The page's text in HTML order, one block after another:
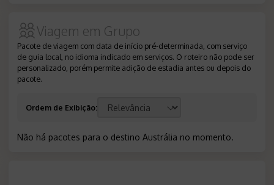
Viagem em Grupo
Pacote de viagem com data de início pré-determinada, com serviço
de guia local, no idioma indicado em serviços. O roteiro não pode ser
personalizado, porém permite adição de estadia antes ou depois do
pacote.
Ordem de Exibição:
Não há pacotes para o destino Austrália no momento.